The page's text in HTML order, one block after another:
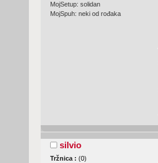
MojSetup: solidan
MojSpuh: neki od rođaka
silvio
Tržnica : (0)